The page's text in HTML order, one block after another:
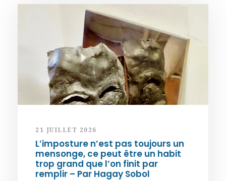
21 JUILLET 2026
L’imposture n’est pas toujours un
mensonge, ce peut être un habit
trop grand que l’on finit par
remplir – Par Hagay Sobol